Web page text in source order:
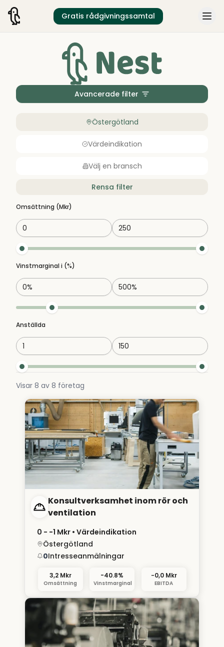
Gratis rådgivningssamtal
Avancerade filter
Östergötland
Värdeindikation
Välj en bransch
Rensa filter
Omsättning (Mkr)
Vinstmarginal i (%)
Anställda
Visar 8 av 8 företag
Konsultverksamhet inom rör och
ventilation
0 - −1 Mkr • Värdeindikation
Östergötland
0Intresseanmälningar
3,2 Mkr
Omsättning
-40.8%
Vinstmarginal
−0,0 Mkr
EBITDA